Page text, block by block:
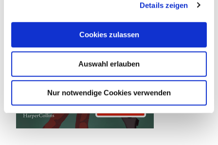
Details zeigen
Cookies zulassen
Auswahl erlauben
Nur notwendige Cookies verwenden